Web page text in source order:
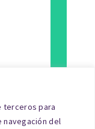
terceros para
del